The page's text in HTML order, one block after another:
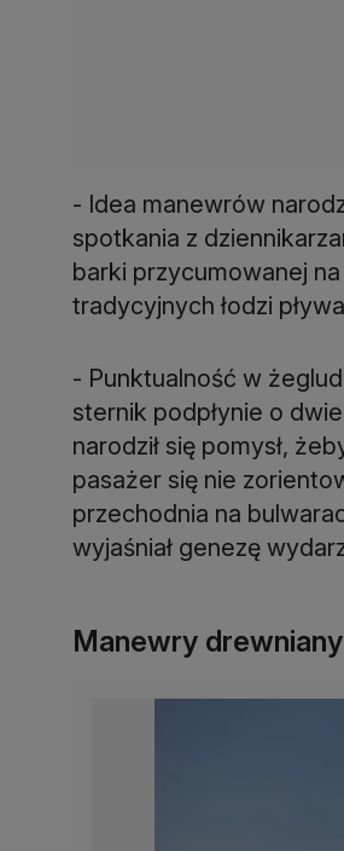
- Idea manewrów
spotkania z
barki przycumowanej
tradycyjnych łodzi
- Punktualność w
sternik podpłynie o
narodził się pomysł,
pasażer się nie
przechodnia na
wyjaśniał genezę
Manewry